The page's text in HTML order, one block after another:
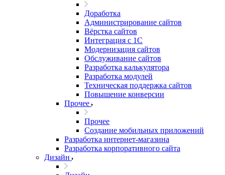
Доработка
Администрирование сайтов
Вёрстка сайтов
Интеграция с 1С
Модернизация сайтов
Обслуживание сайтов
Разработка калькулятора
Разработка модулей
Техническая поддержка сайтов
Повышение конверсии
Прочее
Прочее
Создание мобильных приложений
Разработка интернет-магазина
Разработка корпоративного сайта
Дизайн